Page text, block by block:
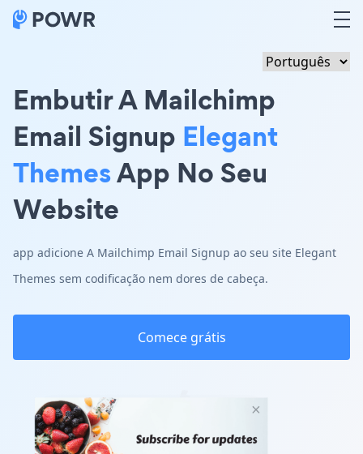
Embutir A Mailchimp
Email Signup Elegant
ThemesApp No Seu
Website
app adicione A Mailchimp Email Signup ao seu site Elegant
Themes sem codificação nem dores de cabeça.
Comece grátis